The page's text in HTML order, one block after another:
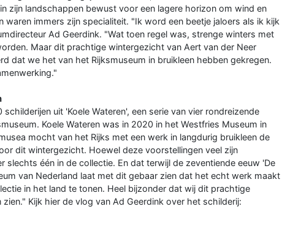
zijn landschappen bewust voor een lagere horizon om wind en
waren immers zijn specialiteit. "Ik word een beetje jaloers als ik kijk
Ad Geerdink. "Wat toen regel was, strenge winters met
Maar dit prachtige wintergezicht van Aert van der Neer
dat we het van het Rijksmuseum in bruikleen hebben gekregen.
uit 'Koele Wateren', een serie van vier rondreizende
Koele Wateren was in 2020 in het Westfries Museum in
mocht van het Rijks met een werk in langdurig bruikleen de
dit wintergezicht. Hoewel deze voorstellingen veel zijn
één in de collectie. En dat terwijl de zeventiende eeuw 'De
van Nederland laat met dit gebaar zien dat het echt werk maakt
in het land te tonen. Heel bijzonder dat wij dit prachtige
Kijk hier de vlog van Ad Geerdink over het schilderij: